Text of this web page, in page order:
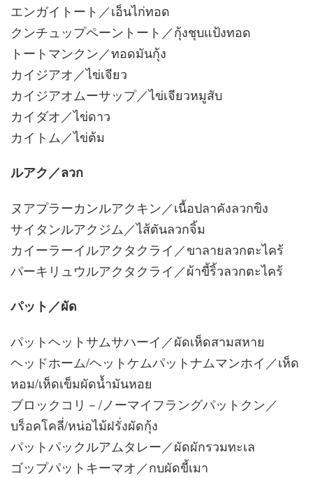
エンガイトート／เอ็นไก่ทอด
クンチュップペーントート／กุ้งชุบแป้งทอด
トートマンクン／ทอดมันกุ้ง
カイジアオ／ไข่เจียว
カイジアオムーサップ／ไข่เจียวหมูสับ
カイダオ／ไข่ดาว
カイトム／ไข่ต้ม
ルアク／ลวก
ヌアプラーカンルアクキン／เนื้อปลาคังลวกขิง
サイタンルアクジム／ไส้ตันลวกจิ้ม
カイーラーイルアクタクライ／ขาลายลวกตะไคร้
パーキリュウルアクタクライ／ผ้าขี้ริ้วลวกตะไคร้
パット／ผัด
パットヘットサムサハーイ／ผัดเห็ดสามสหาย
ヘッドホーム/ヘットケムパットナムマンホイ／เห็ด
หอม/เห็ดเข็มผัดน้ำมันหอย
ブロックコリ－/ノーマイフラングパットクン／
บร็อคโคลี่/หน่อไม้ฝรั่งผัดกุ้ง
パットパックルアムタレー／ผัดผักรวมทะเล
ゴップパットキーマオ／กบผัดขี้เมา